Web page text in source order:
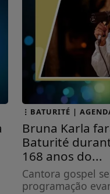
BATURITÉ |
Bruna Karla
Baturité
168 anos do...
Cantora gospel
programação